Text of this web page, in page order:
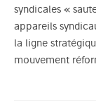
syndicales «
appareils
la ligne
mouvement